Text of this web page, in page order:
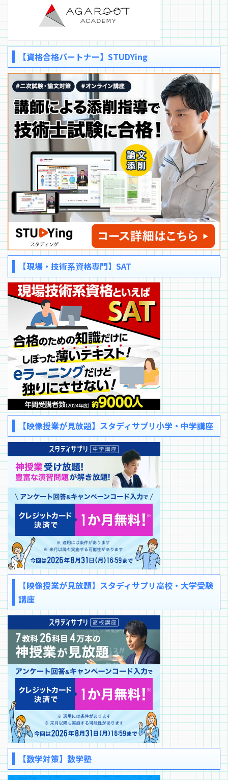
【資格合格パートナー】STUDYing
【現場・技術系資格専門】SAT
【映像授業が見放題】スタディサプリ小学・中学講座
【映像授業が見放題】スタディサプリ高校・大学受験
講座
【数学対策】数学塾